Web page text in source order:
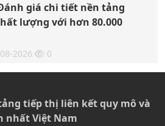
giá chi tiết nền tảng
lượng với hơn 80.000
2026 0
tiếp thị liên kết quy mô và
nhất Việt Nam